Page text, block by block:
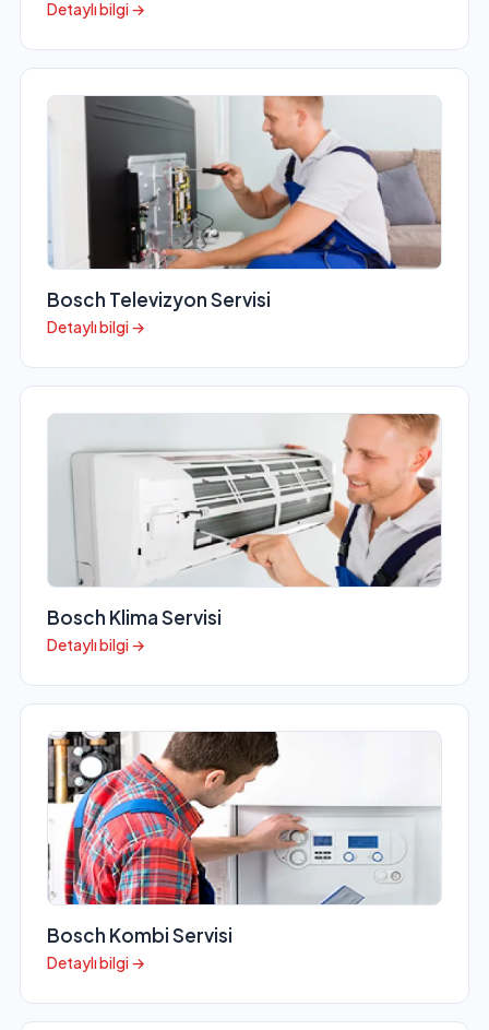
Detaylı bilgi →
Bosch Televizyon Servisi
Detaylı bilgi →
Bosch Klima Servisi
Detaylı bilgi →
Bosch Kombi Servisi
Detaylı bilgi →